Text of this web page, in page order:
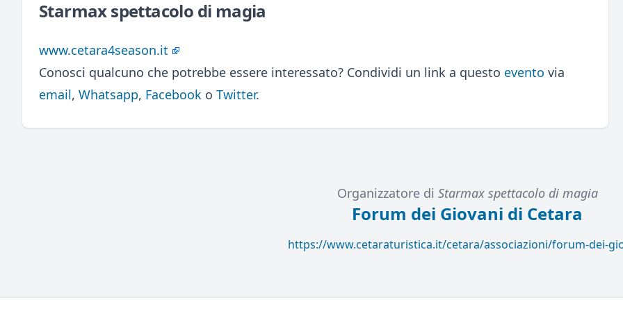
Starmax spettacolo di magia
www.cetara4season.it
Conosci qualcuno che potrebbe essere interessato? Condividi un link a questo evento via
email, Whatsapp, Facebook o Twitter.
Organizzatore di Starmax spettacolo di magia
Forum dei Giovani di Cetara
https://www.cetaraturistica.it/cetara/associazioni/forum-dei-